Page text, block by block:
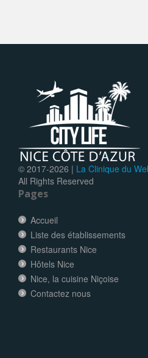
© 2017-2026 | La Clinique du
All Rights Reserved
Pages
Accueil
Liste des établissements
Restaurants Nice
Hôtels Nice
Nice, la cuisine Niçoise
Contactez nous